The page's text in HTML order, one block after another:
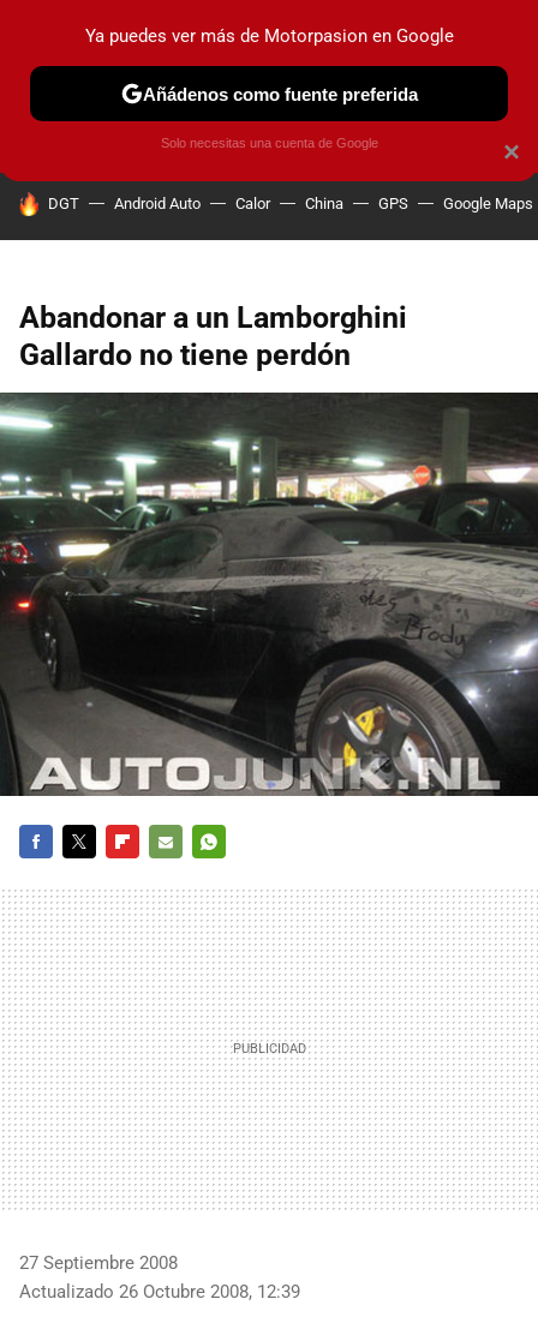
PRUEBAS COCHES ELÉCTRICOS OBSERVATORIO
HOY SE HABLA DE
DGT Android Auto Calor China GPS Google Maps
Abandonar a un Lamborghini
Gallardo no tiene perdón
MAIL
27 Septiembre 2008
Actualizado 26 Octubre 2008, 12:39
×
Ya puedes ver más de Motorpasion en Google
Añádenos como fuente preferida
Solo necesitas una cuenta de Google